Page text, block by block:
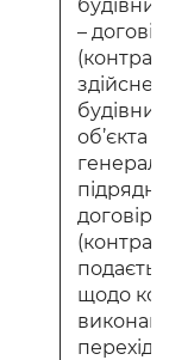
–
об’єкта
договір
щодо